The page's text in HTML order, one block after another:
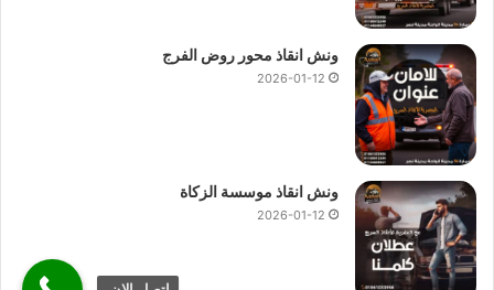
ونش انقاذ محور روض الفرج
2026-01-12
ونش انقاذ موسسة الزكاة
2026-01-12